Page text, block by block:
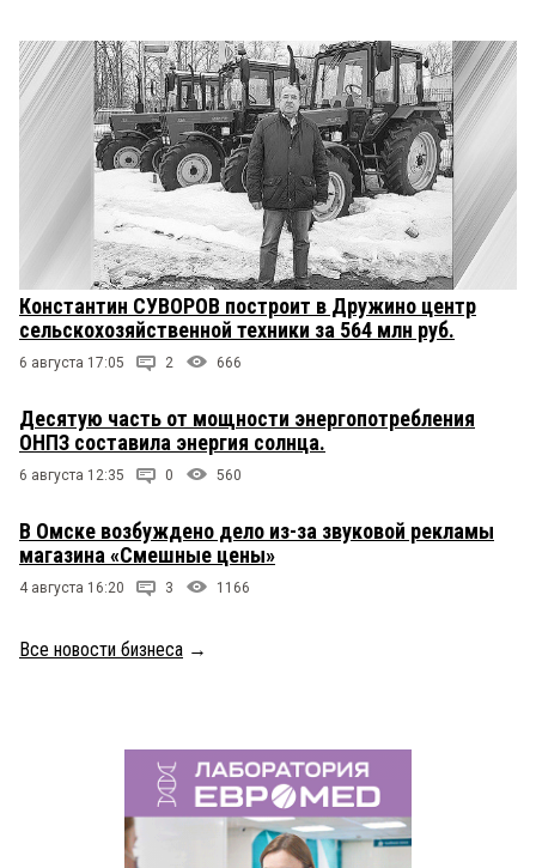
Константин СУВОРОВ построит в Дружино центр
сельскохозяйственной техники за 564 млн руб.
6 августа 17:05 2 666
Десятую часть от мощности энергопотребления
ОНПЗ составила энергия солнца.
6 августа 12:35 0 560
В Омске возбуждено дело из-за звуковой рекламы
магазина «Смешные цены»
4 августа 16:20 3 1166
Все новости бизнеса →